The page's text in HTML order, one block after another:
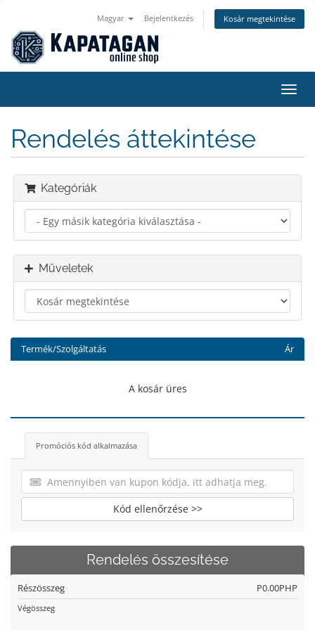
Magyar Bejelentkezés Kosár megtekintése
a
Rendelés áttekintése
Kategóriák
Műveletek
Termék/Szolgáltatás Ár
A kosár üres
Promóciós kód alkalmazása
Kód ellenőrzése >>
Rendelés összesítése
Részösszeg P0.00PHP
Végösszeg